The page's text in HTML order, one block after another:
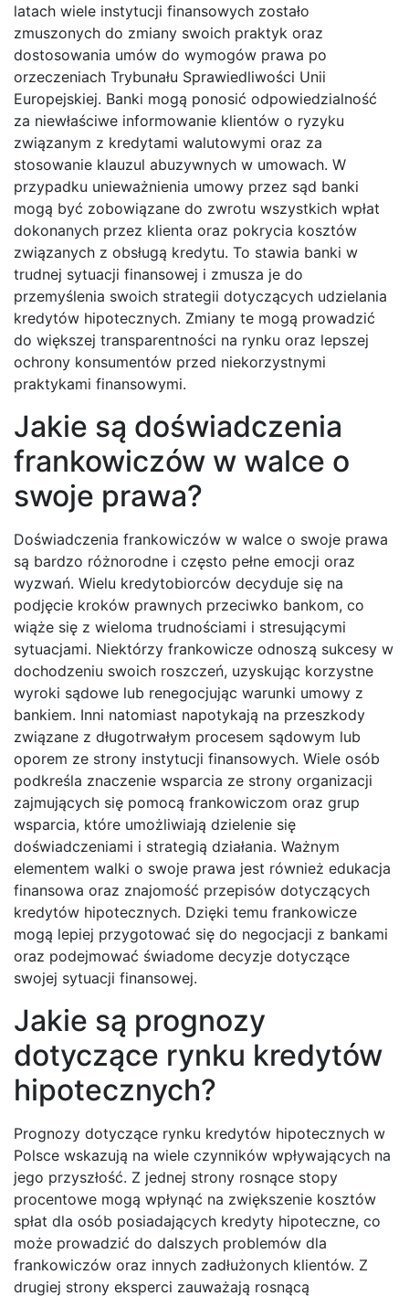
latach wiele instytucji finansowych zostało
zmuszonych do zmiany swoich praktyk oraz
dostosowania umów do wymogów prawa po
orzeczeniach Trybunału Sprawiedliwości Unii
Europejskiej. Banki mogą ponosić odpowiedzialność
za niewłaściwe informowanie klientów o ryzyku
związanym z kredytami walutowymi oraz za
stosowanie klauzul abuzywnych w umowach. W
przypadku unieważnienia umowy przez sąd banki
mogą być zobowiązane do zwrotu wszystkich wpłat
dokonanych przez klienta oraz pokrycia kosztów
związanych z obsługą kredytu. To stawia banki w
trudnej sytuacji finansowej i zmusza je do
przemyślenia swoich strategii dotyczących udzielania
kredytów hipotecznych. Zmiany te mogą prowadzić
do większej transparentności na rynku oraz lepszej
ochrony konsumentów przed niekorzystnymi
praktykami finansowymi.
Jakie są doświadczenia
frankowiczów w walce o
swoje prawa?
Doświadczenia frankowiczów w walce o swoje prawa
są bardzo różnorodne i często pełne emocji oraz
wyzwań. Wielu kredytobiorców decyduje się na
podjęcie kroków prawnych przeciwko bankom, co
wiąże się z wieloma trudnościami i stresującymi
sytuacjami. Niektórzy frankowicze odnoszą sukcesy w
dochodzeniu swoich roszczeń, uzyskując korzystne
wyroki sądowe lub renegocjując warunki umowy z
bankiem. Inni natomiast napotykają na przeszkody
związane z długotrwałym procesem sądowym lub
oporem ze strony instytucji finansowych. Wiele osób
podkreśla znaczenie wsparcia ze strony organizacji
zajmujących się pomocą frankowiczom oraz grup
wsparcia, które umożliwiają dzielenie się
doświadczeniami i strategią działania. Ważnym
elementem walki o swoje prawa jest również edukacja
finansowa oraz znajomość przepisów dotyczących
kredytów hipotecznych. Dzięki temu frankowicze
mogą lepiej przygotować się do negocjacji z bankami
oraz podejmować świadome decyzje dotyczące
swojej sytuacji finansowej.
Jakie są prognozy
dotyczące rynku kredytów
hipotecznych?
Prognozy dotyczące rynku kredytów hipotecznych w
Polsce wskazują na wiele czynników wpływających na
jego przyszłość. Z jednej strony rosnące stopy
procentowe mogą wpłynąć na zwiększenie kosztów
spłat dla osób posiadających kredyty hipoteczne, co
może prowadzić do dalszych problemów dla
frankowiczów oraz innych zadłużonych klientów. Z
drugiej strony eksperci zauważają rosnącą